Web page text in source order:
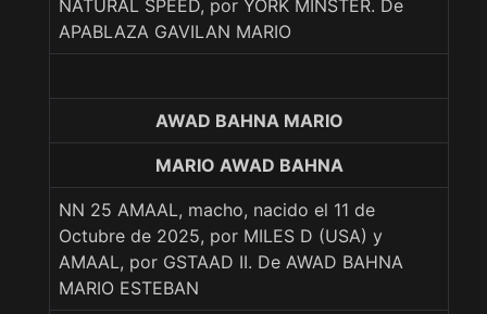
NATURAL SPEED, por YORK MINSTER. De
APABLAZA GAVILAN MARIO
AWAD BAHNA MARIO
MARIO AWAD BAHNA
NN 25 AMAAL, macho, nacido el 11 de
Octubre de 2025, por MILES D (USA) y
AMAAL, por GSTAAD II. De AWAD BAHNA
MARIO ESTEBAN